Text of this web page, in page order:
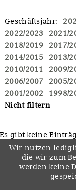
Geschäftsjahr:
2022/2023
2021/
2018/2019
2017/
2014/2015
2013/
2010/2011
2009/
2006/2007
2005/
2001/2002
1998/
Nicht filtern
Es gibt keine
Startseite
Wir nutzen
die wir zum
werden keine